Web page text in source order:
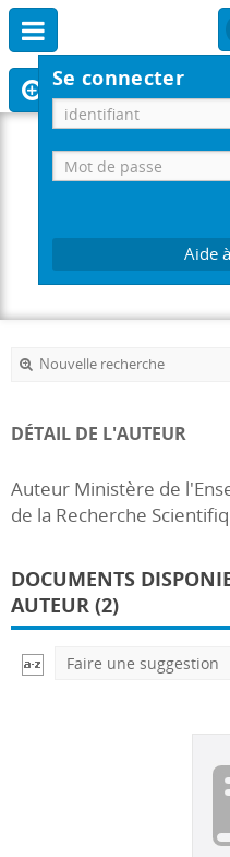
Se connecter
Aide
Nouvelle recherche
DÉTAIL DE L'AUTEUR
Auteur Ministère de
de la Recherche
DOCUMENTS
AUTEUR (2)
Faire une suggestion